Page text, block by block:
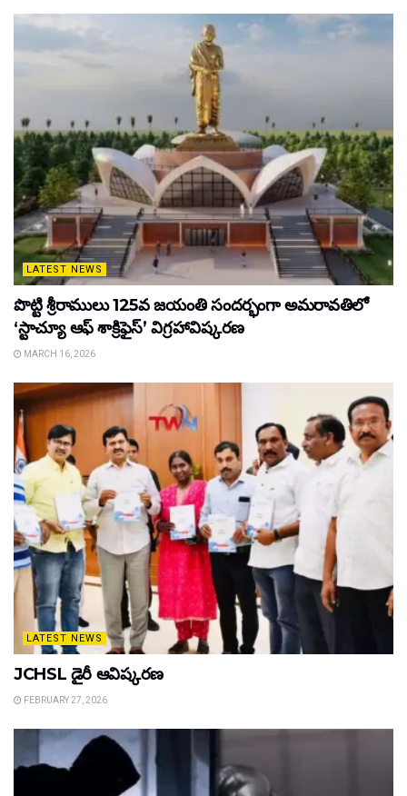
LATEST NEWS
పొట్టి శ్రీరాములు 125వ జయంతి సందర్భంగా అమరావతిలో
‘స్టాచ్యూ ఆఫ్ శాక్రిఫైస్’ విగ్రహావిష్కరణ
MARCH 16, 2026
LATEST NEWS
JCHSL డైరీ ఆవిష్కరణ
FEBRUARY 27, 2026